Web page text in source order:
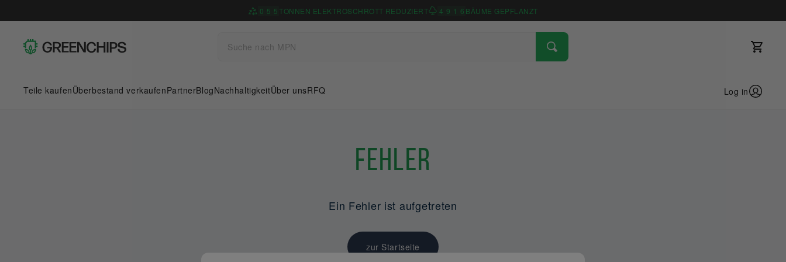
0 5 5 TONNEN ELEKTROSCHROTT REDUZIERT 4 9 1 6 BÄUME GEPFLANZT
Teile kaufenÜberbestand verkaufenPartnerBlogNachhaltigkeitÜber unsRFQ Log in
Fehler
Ein Fehler ist aufgetreten
zur Startseite